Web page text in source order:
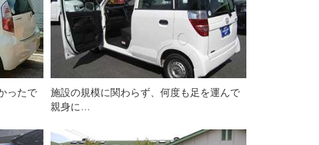
ったで
施設の規模に関わらず、何度も足を運んで
親身に…